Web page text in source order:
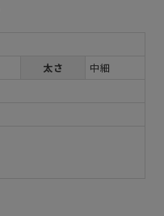
太さ
中細